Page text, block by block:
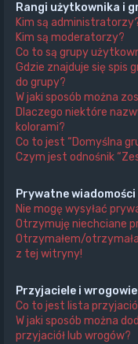
Rangi użytkownika i
Kim są
Kim są moderatorzy?
Co to są grupy
Gdzie znajduje się spis
do grupy?
W jaki sposób można
Dlaczego niektóre
kolorami?
Co to jest “Domyślna
Czym jest odnośnik
Prywatne wiadomości
Nie mogę wysyłać
Otrzymuję niechciane
Otrzymałem/
z tej witryny!
Przyjaciele i wrogowie
Co to jest lista
W jaki sposób można
przyjaciół lub wrogów?